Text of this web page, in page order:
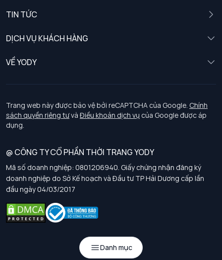
Danh mục
TIN TỨC
DỊCH VỤ KHÁCH HÀNG
Chính sách khách hàng thân thiết
Chính sách bảo vệ dữ liệu cá nhân
Chính sách thanh toán, giao nhận
Chính sách chất lượng và an toàn sức khoẻ nghề nghiệp
Chính sách đơn đồng phục
Hướng dẫn chọn kích thước
VỀ YODY
Tuyển dụng
Trang web này được bảo vệ bởi reCAPTCHA của Google. Chính
sách quyền riêng tưvà Điều khoản dịch vụ của Google được áp
dụng.
@ CÔNG TY CỔ PHẦN THỜI TRANG YODY
Mã số doanh nghiệp: 0801206940. Giấy chứng nhận đăng ký
doanh nghiệp do Sở Kế hoạch và Đầu tư TP Hải Dương cấp lần
đầu ngày 04/03/2017